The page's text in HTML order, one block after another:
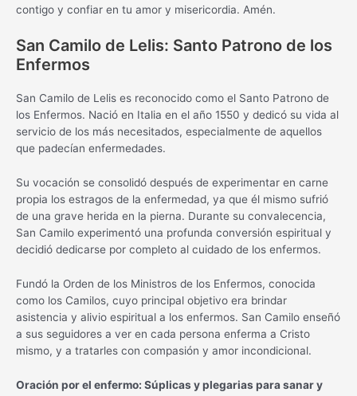
contigo y confiar en tu amor y misericordia. Amén.
San Camilo de Lelis: Santo Patrono de los
Enfermos
San Camilo de Lelis es reconocido como el Santo Patrono de
los Enfermos. Nació en Italia en el año 1550 y dedicó su vida al
servicio de los más necesitados, especialmente de aquellos
que padecían enfermedades.
Su vocación se consolidó después de experimentar en carne
propia los estragos de la enfermedad, ya que él mismo sufrió
de una grave herida en la pierna. Durante su convalecencia,
San Camilo experimentó una profunda conversión espiritual y
decidió dedicarse por completo al cuidado de los enfermos.
Fundó la Orden de los Ministros de los Enfermos, conocida
como los Camilos, cuyo principal objetivo era brindar
asistencia y alivio espiritual a los enfermos. San Camilo enseñó
a sus seguidores a ver en cada persona enferma a Cristo
mismo, y a tratarles con compasión y amor incondicional.
Oración por el enfermo: Súplicas y plegarias para sanar y